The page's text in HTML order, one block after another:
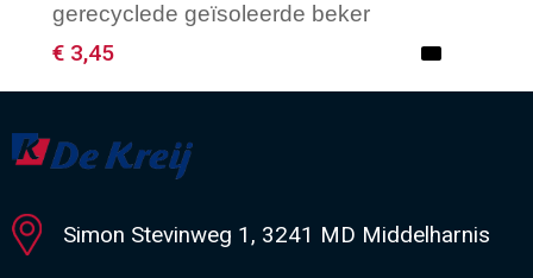
gerecyclede geïsoleerde beker
€ 3,45
Minimale afname: 50
Simon Stevinweg 1, 3241 MD Middelharnis